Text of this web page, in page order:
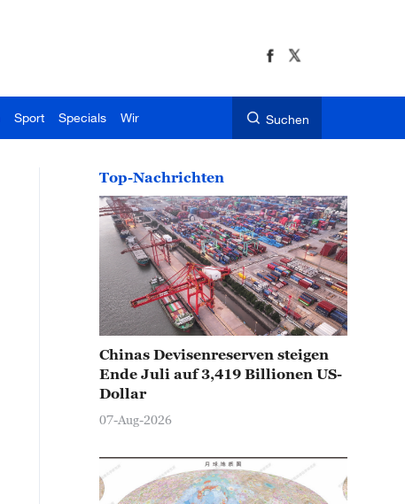
Sport Specials Wir Suchen
Top-Nachrichten
Chinas Devisenreserven steigen
Ende Juli auf 3,419 Billionen US-
Dollar
07-Aug-2026